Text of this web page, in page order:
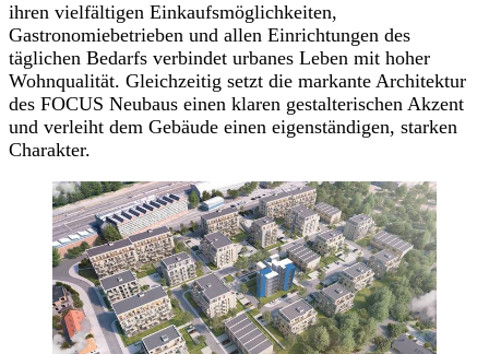
ihren vielfältigen Einkaufsmöglichkeiten,
Gastronomiebetrieben und allen Einrichtungen des
täglichen Bedarfs verbindet urbanes Leben mit hoher
Wohnqualität. Gleichzeitig setzt die markante Architektur
des FOCUS Neubaus einen klaren gestalterischen Akzent
und verleiht dem Gebäude einen eigenständigen, starken
Charakter.